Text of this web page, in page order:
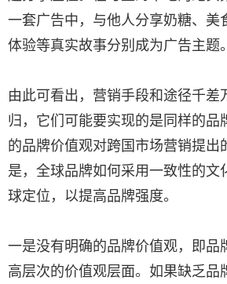
一套广告中，与他人分享奶糖、美
体验等真实故事分别成为广告主题。
由此可看出，营销手段和途径千差
归，它们可能要实现的是同样的品
的品牌价值观对跨国市场营销提出
是，全球品牌如何采用一致性的文
球定位，以提高品牌强度。
一是没有明确的品牌价值观，即品
高层次的价值观层面。如果缺乏品